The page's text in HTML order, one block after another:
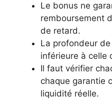
Le bonus ne
remboursement
de retard.
La profondeur
inférieure à celle
Il faut vérifier
chaque garantie
liquidité réelle.